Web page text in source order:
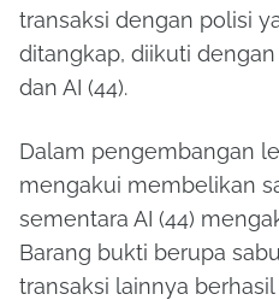
transaksi dengan polisi
ditangkap, diikuti dengan
dan AI (44).
Dalam pengembangan
mengakui membelikan
sementara AI (44)
Barang bukti berupa
transaksi lainnya